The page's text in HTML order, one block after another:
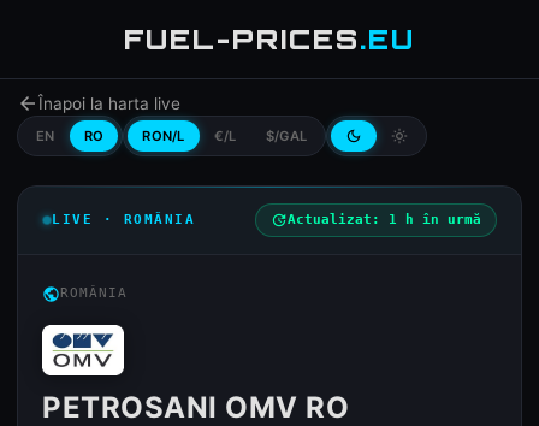
FUEL-PRICES.EU
arrow_backÎnapoi la harta live
EN RO RON/L €/L $/GAL dark_mode light_mode
LIVE · ROMÂNIA updateActualizat: 1 h în urmă
publicROMÂNIA
PETROSANI OMV RO